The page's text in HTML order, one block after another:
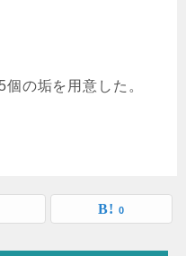
の垢を用意した。
0